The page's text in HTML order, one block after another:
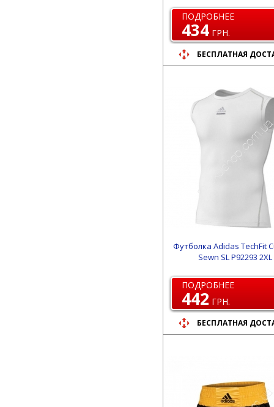
ПОДРОБНЕЕ
434 ГРН.
БЕСПЛАТНАЯ
Футболка Adidas TechFit
Sewn SL P92293 2XL
ПОДРОБНЕЕ
442 ГРН.
БЕСПЛАТНАЯ